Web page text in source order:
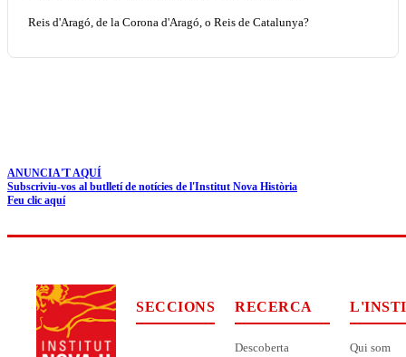
Reis d'Aragó, de la Corona d'Aragó, o Reis de Catalunya?
ANUNCIA'T AQUÍ
Subscriviu-vos al butlletí de notícies de l'Institut Nova Història
Feu clic aquí
SECCIONS RECERCA
Descoberta
Qui som